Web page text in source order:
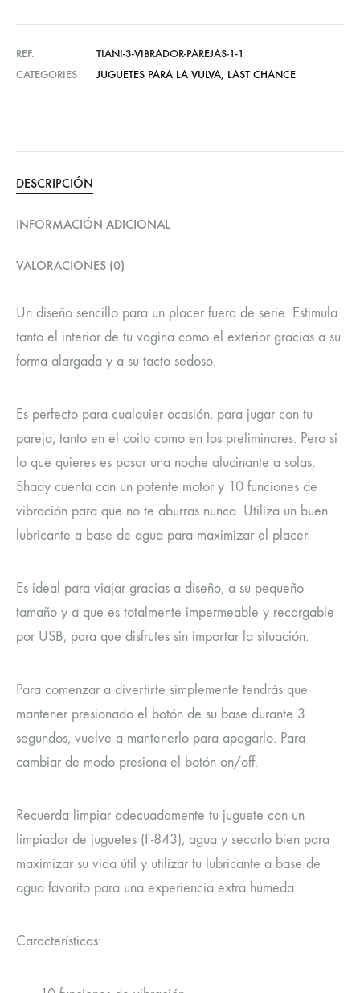
REF.
TIANI-3-VIBRADOR-PAREJAS-1-1
CATEGORIES
JUGUETES PARA LA VULVA, LAST CHANCE
DESCRIPCIÓN
INFORMACIÓN ADICIONAL
VALORACIONES (0)
Un diseño sencillo para un placer fuera de serie. Estimula
tanto el interior de tu vagina como el exterior gracias a su
forma alargada y a su tacto sedoso.
Es perfecto para cualquier ocasión, para jugar con tu
pareja, tanto en el coito como en los preliminares. Pero si
lo que quieres es pasar una noche alucinante a solas,
Shady cuenta con un potente motor y 10 funciones de
vibración para que no te aburras nunca. Utiliza un buen
lubricante a base de agua para maximizar el placer.
Es ideal para viajar gracias a diseño, a su pequeño
tamaño y a que es totalmente impermeable y recargable
por USB, para que disfrutes sin importar la situación.
Para comenzar a divertirte simplemente tendrás que
mantener presionado el botón de su base durante 3
segundos, vuelve a mantenerlo para apagarlo. Para
cambiar de modo presiona el botón on/off.
Recuerda limpiar adecuadamente tu juguete con un
limpiador de juguetes (F-843), agua y secarlo bien para
maximizar su vida útil y utilizar tu lubricante a base de
agua favorito para una experiencia extra húmeda.
Características: